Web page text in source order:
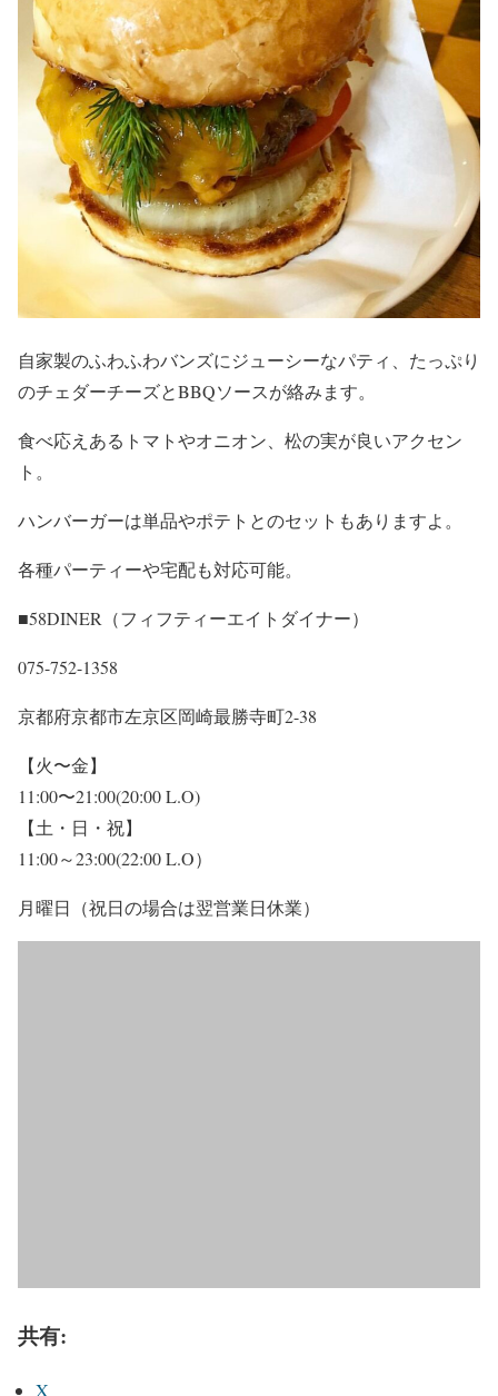
自家製のふわふわバンズにジューシーなパティ、たっぷり
のチェダーチーズとBBQソースが絡みます。
食べ応えあるトマトやオニオン、松の実が良いアクセン
ト。
ハンバーガーは単品やポテトとのセットもありますよ。
各種パーティーや宅配も対応可能。
■58DINER（フィフティーエイトダイナー）
075-752-1358
京都府京都市左京区岡崎最勝寺町2-38
【火〜金】
11:00〜21:00(20:00 L.O)
【土・日・祝】
11:00～23:00(22:00 L.O）
月曜日（祝日の場合は翌営業日休業）
共有:
X